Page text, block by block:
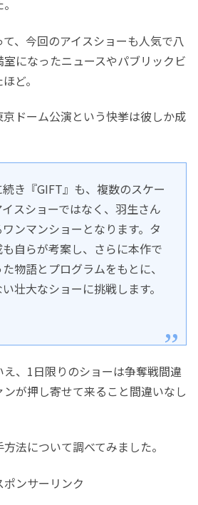
、今回のアイスショーも人気で八
になったニュースやパブリックビ
ど。
ドーム公演という快挙は彼しか成
続き『GIFT』も、複数のスケー
スショーではなく、羽生さん
ンマンショーとなります。タ
自らが考案し、さらに本作で
物語とプログラムをもとに、
壮大なショーに挑戦します。
、1日限りのショーは争奪戦間違
が押し寄せて来ること間違いなし
法について調べてみました。
ポンサーリンク